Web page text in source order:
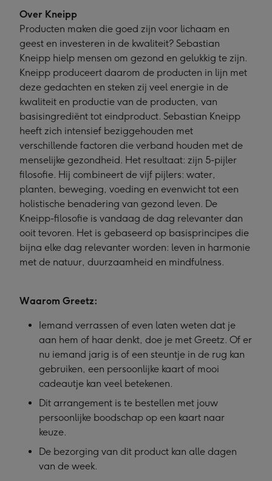
Over Kneipp
Producten maken die goed zijn voor lichaam en
geest en investeren in de kwaliteit? Sebastian
Kneipp hielp mensen om gezond en gelukkig te zijn.
Kneipp produceert daarom de producten in lijn met
deze gedachten en steken zij veel energie in de
kwaliteit en productie van de producten, van
basisingrediënt tot eindproduct. Sebastian Kneipp
heeft zich intensief beziggehouden met
verschillende factoren die verband houden met de
menselijke gezondheid. Het resultaat: zijn 5-pijler
filosofie. Hij combineert de vijf pijlers: water,
planten, beweging, voeding en evenwicht tot een
holistische benadering van gezond leven. De
Kneipp-filosofie is vandaag de dag relevanter dan
ooit tevoren. Het is gebaseerd op basisprincipes die
bijna elke dag relevanter worden: leven in harmonie
met de natuur, duurzaamheid en mindfulness.
Waarom Greetz:
Iemand verrassen of even laten weten dat je
aan hem of haar denkt, doe je met Greetz. Of er
nu iemand jarig is of een steuntje in de rug kan
gebruiken, een persoonlijke kaart of mooi
cadeautje kan veel betekenen.
Dit arrangement is te bestellen met jouw
persoonlijke boodschap op een kaart naar
keuze.
De bezorging van dit product kan alle dagen
van de week.